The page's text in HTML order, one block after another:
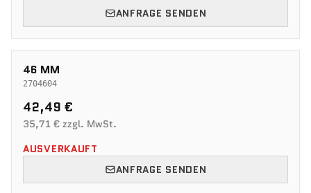
ANFRAGE SENDEN
46 MM
2704604
42,49 €
35,71 € zzgl. MwSt.
AUSVERKAUFT
ANFRAGE SENDEN